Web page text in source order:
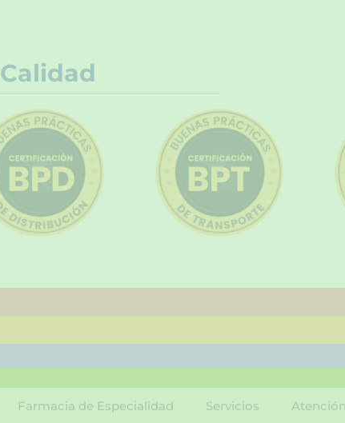
Calidad
Farmacia de Especialidad Servicios